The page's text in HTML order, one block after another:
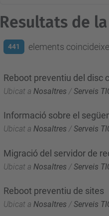
Resultats de
441 elements
Reboot preventiu del disc
Ubicat a Nosaltres /Serveis
Informació sobre el
Ubicat a Nosaltres /Serveis
Migració del servidor de
Ubicat a Nosaltres /Serveis
Reboot preventiu de sites
Ubicat a Nosaltres /Serveis